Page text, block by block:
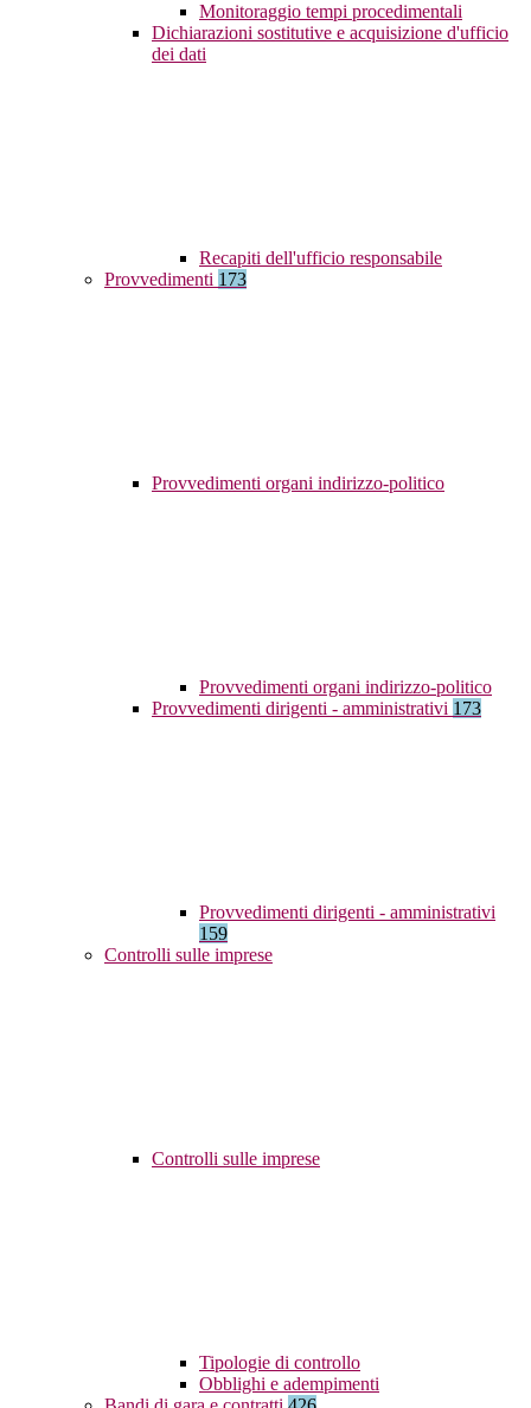
Monitoraggio tempi procedimentali
Dichiarazioni sostitutive e acquisizione d'ufficio
dei dati
Recapiti dell'ufficio responsabile
Provvedimenti 173
Provvedimenti organi indirizzo-politico
Provvedimenti organi indirizzo-politico
Provvedimenti dirigenti - amministrativi 173
Provvedimenti dirigenti - amministrativi
159
Controlli sulle imprese
Controlli sulle imprese
Tipologie di controllo
Obblighi e adempimenti